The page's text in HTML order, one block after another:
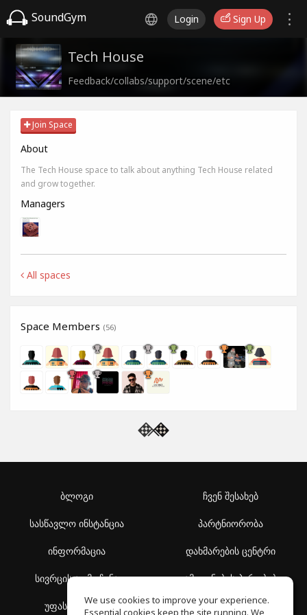
SoundGym Login Sign Up
Tech House
Feedback/collabs/support/scene/etc
Join Space
About
The Tech House space to talk about anything Tech House related
and grow together.
Managers
All spaces
Space Members (56)
ბლოგი
სასწავლო ინსტანცია
ინფორმაცია
სივრცის აღმოჩენა
უფასო სკოლა
ჩვენ შესახებ
პარტნიორობა
დახმარების ცენტრი
გამოყენების პირობები
კონფიდენციალურობის
We use cookies to improve your experience.
Essential cookies keep the site running. We